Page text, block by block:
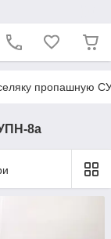
пропашную
8а